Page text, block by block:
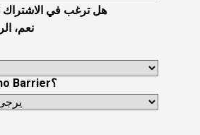
هل ترغب في الاشتراك
نعم،
كيف سمعت عن Echo Barrier؟